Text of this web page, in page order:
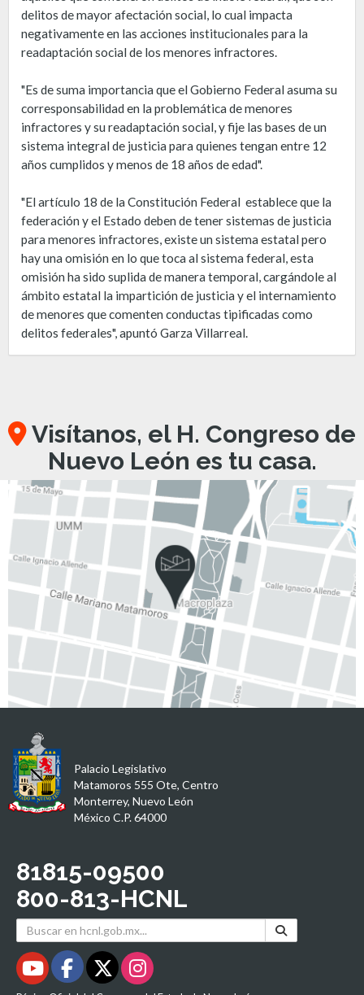
delitos de mayor afectación social, lo cual impacta
negativamente en las acciones institucionales para la
readaptación social de los menores infractores.
"Es de suma importancia que el Gobierno Federal asuma su
corresponsabilidad en la problemática de menores
infractores y su readaptación social, y fije las bases de un
sistema integral de justicia para quienes tengan entre 12
años cumplidos y menos de 18 años de edad".
"El artículo 18 de la Constitución Federal establece que la
federación y el Estado deben de tener sistemas de justicia
para menores infractores, existe un sistema estatal pero
hay una omisión en lo que toca al sistema federal, esta
omisión ha sido suplida de manera temporal, cargándole al
ámbito estatal la impartición de justicia y el internamiento
de menores que comenten conductas tipificadas como
delitos federales", apuntó Garza Villarreal.
Visítanos, el H. Congreso de
Nuevo León es tu casa.
Palacio Legislativo
Matamoros 555 Ote, Centro
Monterrey, Nuevo León
México C.P. 64000
81815-09500
800-813-HCNL